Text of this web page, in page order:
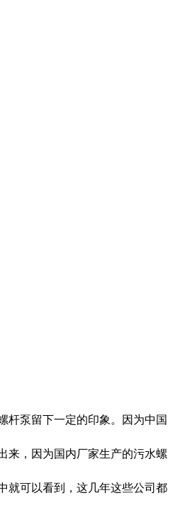
泵留下一定的印象。因为中国
来，因为国内厂家生产的污水螺
就可以看到，这几年这些公司都